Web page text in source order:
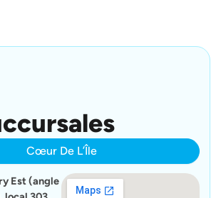
Cœur De L’Île
Est (angle